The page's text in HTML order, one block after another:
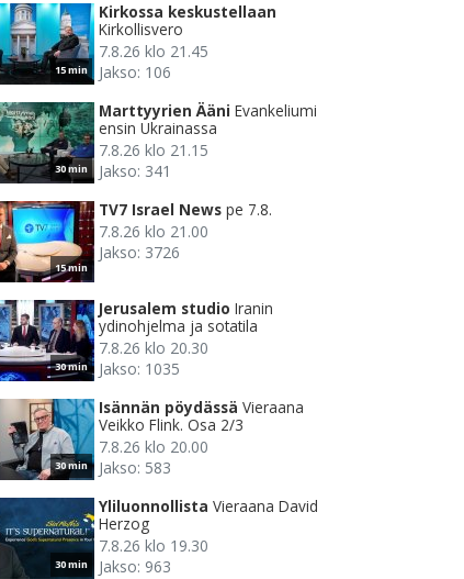
15 min
Kirkossa keskustellaan
Kirkollisvero
7.8.26 klo 21.45
Jakso: 106
30 min
Marttyyrien Ääni Evankeliumi
ensin Ukrainassa
7.8.26 klo 21.15
Jakso: 341
15 min
TV7 Israel News pe 7.8.
7.8.26 klo 21.00
Jakso: 3726
30 min
Jerusalem studio Iranin
ydinohjelma ja sotatila
7.8.26 klo 20.30
Jakso: 1035
30 min
Isännän pöydässä Vieraana
Veikko Flink. Osa 2/3
7.8.26 klo 20.00
Jakso: 583
30 min
Yliluonnollista Vieraana David
Herzog
7.8.26 klo 19.30
Jakso: 963